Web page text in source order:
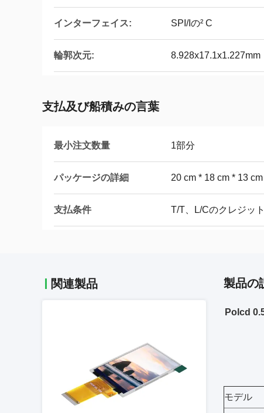
インターフェイス: SPI/Iの² C
輪郭次元: 8.928x17.1x1.227mm
支払及び船積みの言葉
最小注文数量 1部分
パッケージの詳細 20 cm * 18 cm * 13 cm
支払条件 T/T、L/Cのクレジッ
関連製品 製品の
Polcd
モデル